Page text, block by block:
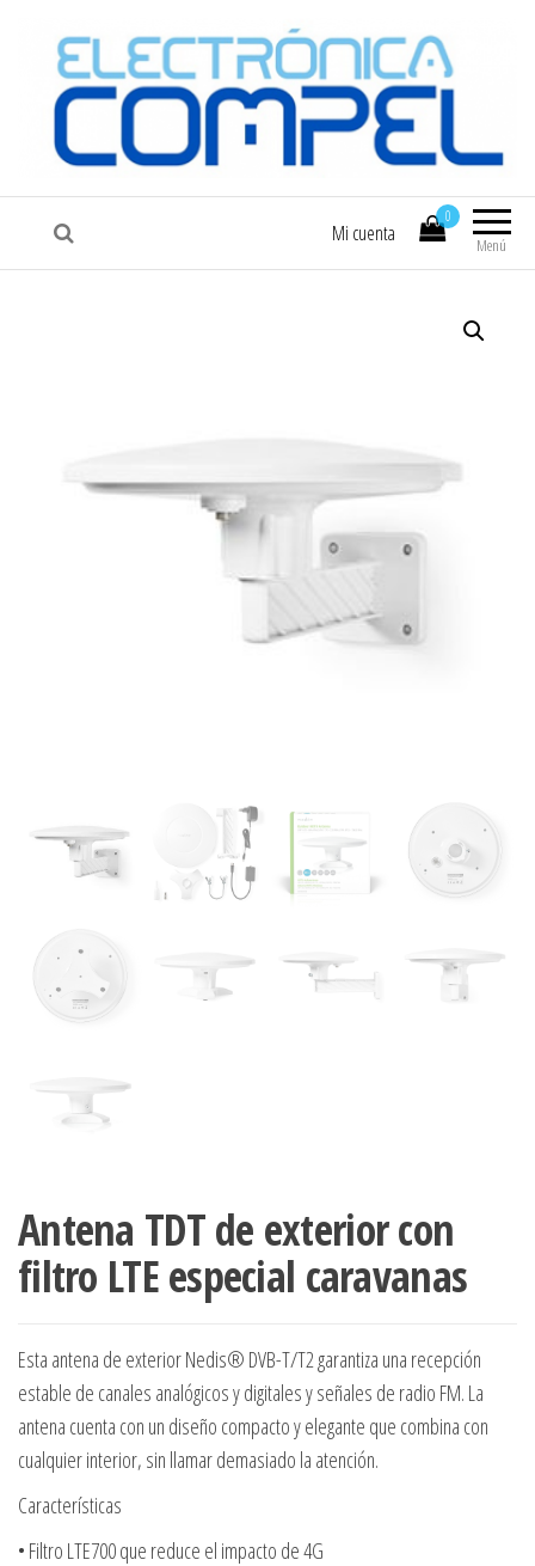
COMPEL Electrónica COMPEL
Menú
0
Mi cuenta
Antena TDT de exterior con
filtro LTE especial caravanas
Esta antena de exterior Nedis® DVB-T/T2 garantiza una recepción
estable de canales analógicos y digitales y señales de radio FM. La
antena cuenta con un diseño compacto y elegante que combina con
cualquier interior, sin llamar demasiado la atención.
Características
• Filtro LTE700 que reduce el impacto de 4G